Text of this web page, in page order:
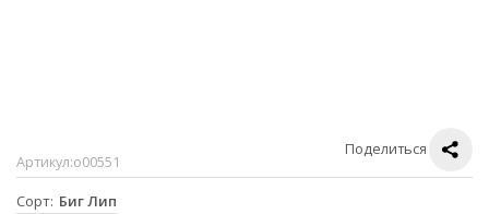
Артикул:о00551
Поделиться
Сорт Биг Лип